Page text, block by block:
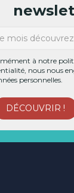
à notre
nous nous
personnelles.